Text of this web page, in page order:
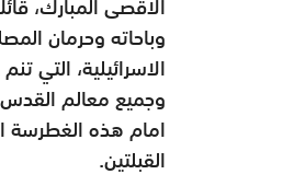
وباحاته وحرمان
الاسرائيلية،
وجميع معالم القدس
امام هذه الغطرسة
القبلتين.